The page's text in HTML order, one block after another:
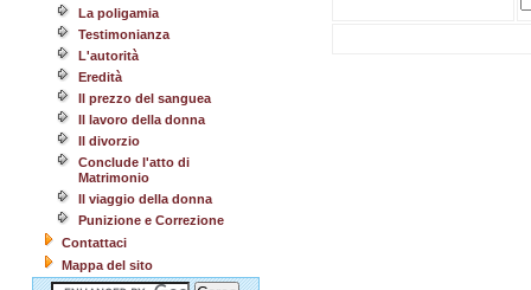
La poligamia
Testimonianza
L'autorità
Eredità
Il prezzo del sanguea
Il lavoro della donna
Il divorzio
Conclude l'atto di
Matrimonio
Il viaggio della donna
Punizione e Correzione
Contattaci
Mappa del sito